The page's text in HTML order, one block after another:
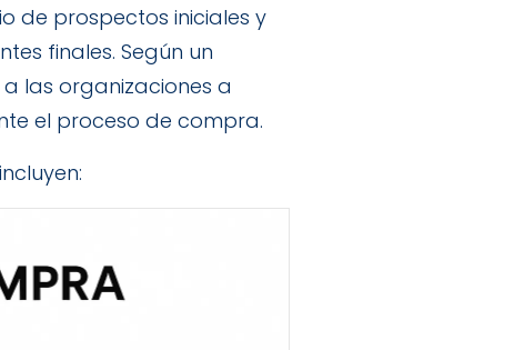
de prospectos iniciales y
finales. Según un
las organizaciones a
el proceso de compra.